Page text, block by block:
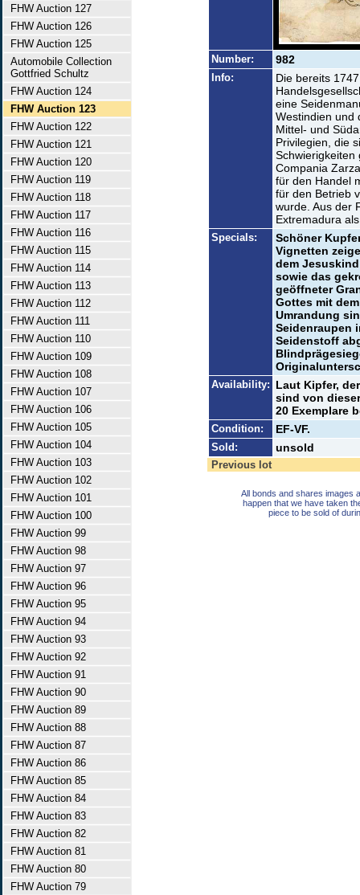
FHW Auction 127
FHW Auction 126
FHW Auction 125
Automobile Collection
Gottfried Schultz
FHW Auction 124
FHW Auction 123
FHW Auction 122
FHW Auction 121
FHW Auction 120
FHW Auction 119
FHW Auction 118
FHW Auction 117
FHW Auction 116
FHW Auction 115
FHW Auction 114
FHW Auction 113
FHW Auction 112
FHW Auction 111
FHW Auction 110
FHW Auction 109
FHW Auction 108
FHW Auction 107
FHW Auction 106
FHW Auction 105
FHW Auction 104
FHW Auction 103
FHW Auction 102
FHW Auction 101
FHW Auction 100
FHW Auction 99
FHW Auction 98
FHW Auction 97
FHW Auction 96
FHW Auction 95
FHW Auction 94
FHW Auction 93
FHW Auction 92
FHW Auction 91
FHW Auction 90
FHW Auction 89
FHW Auction 88
FHW Auction 87
FHW Auction 86
FHW Auction 85
FHW Auction 84
FHW Auction 83
FHW Auction 82
FHW Auction 81
FHW Auction 80
FHW Auction 79
Number: 982
Info:
Die bereits
eine
Westindien und
Mittel- und
Privilegien, die
Schwierigkeiten
Compania
für den Handel
für den Betrieb
wurde. Aus der
Extremadura
Specials:
Schöner
Vignetten
dem
sowie das
geöffneter
Gottes mit
Umrandung
Seidenraupen
Seidenstoff
Availability: Laut Kipfer,
sind von
20 Exemplare
Condition: EF-VF.
Sold: unsold
Previous lot
All bonds and shares images
happen that we have taken
piece to be sold of